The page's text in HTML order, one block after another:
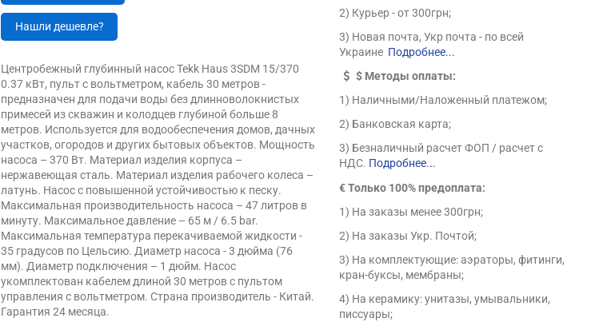
Нашли дешевле?
Центробежный глубинный насос Tekk Haus 3SDM 15/370
0.37 кВт, пульт с вольтметром, кабель 30 метров -
предназначен для подачи воды без длинноволокнистых
примесей из скважин и колодцев глубиной больше 8
метров. Используется для водообеспечения домов, дачных
участков, огородов и других бытовых объектов. Мощность
насоса – 370 Вт. Материал изделия корпуса –
нержавеющая сталь. Материал изделия рабочего колеса –
латунь. Насос с повышенной устойчивостью к песку.
Максимальная производительность насоса – 47 литров в
минуту. Максимальное давление – 65 м / 6.5 bar.
Максимальная температура перекачиваемой жидкости -
35 градусов по Цельсию. Диаметр насоса - 3 дюйма (76
мм). Диаметр подключения – 1 дюйм. Насос
укомплектован кабелем длиной 30 метров с пультом
управления с вольтметром. Страна производитель - Китай.
Гарантия 24 месяца.
2) Курьер - от 300грн;
3) Новая почта, Укр почта - по всей
Украине Подробнее...
$ Методы оплаты:
1) Наличными/Наложенный платежом;
2) Банковская карта;
3) Безналичный расчет ФОП / расчет с
НДС. Подробнее...
€ Только 100% предоплата:
1) На заказы менее 300грн;
2) На заказы Укр. Почтой;
3) На комплектующие: аэраторы, фитинги,
кран-буксы, мембраны;
4) На керамику: унитазы, умывальники,
писсуары;